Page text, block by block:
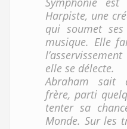
Harpiste, une
qui soumet
musique. Elle
elle se délecte.
Abraham sait
frère, parti
tenter sa
Monde. Sur les